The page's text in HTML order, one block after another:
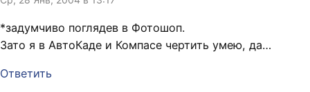
*задумчиво поглядев в Фотошоп.
Зато я в АвтоКаде и Компасе чертить умею, да…
Ответить